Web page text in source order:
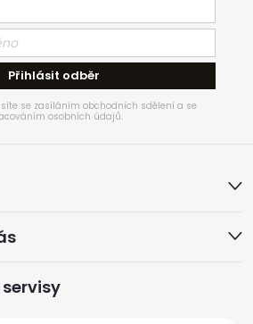
Přihlásit odběr
se zasíláním obchodních sdělení a se
osobních údajů.